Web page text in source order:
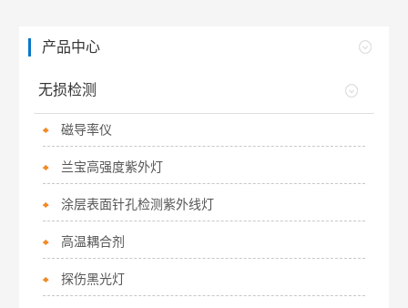
产品中心
无损检测
磁导率仪
兰宝高强度紫外灯
涂层表面针孔检测紫外线灯
高温耦合剂
探伤黑光灯